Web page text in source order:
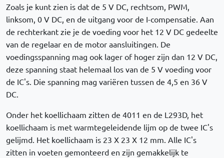
Zoals je kunt zien is dat de 5 V DC, rechtsom, PWM,
linksom, 0 V DC, en de uitgang voor de I-compensatie. Aan
de rechterkant zie je de voeding voor het 12 V DC gedeelte
van de regelaar en de motor aansluitingen. De
voedingsspanning mag ook lager of hoger zijn dan 12 V DC,
deze spanning staat helemaal los van de 5 V voeding voor
de IC's. Die spanning mag variëren tussen de 4,5 en 36 V
DC.
Onder het koellichaam zitten de 4011 en de L293D, het
koellichaam is met warmtegeleidende lijm op de twee IC's
gelijmd. Het koellichaam is 23 X 23 X 12 mm. Alle IC's
zitten in voeten gemonteerd en zijn gemakkelijk te